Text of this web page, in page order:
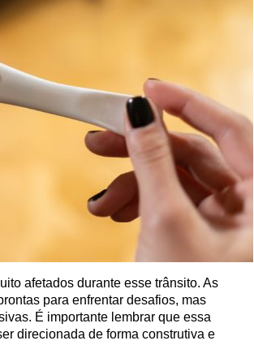
afetados durante esse trânsito. As
para enfrentar desafios, mas
É importante lembrar que essa
direcionada de forma construtiva e